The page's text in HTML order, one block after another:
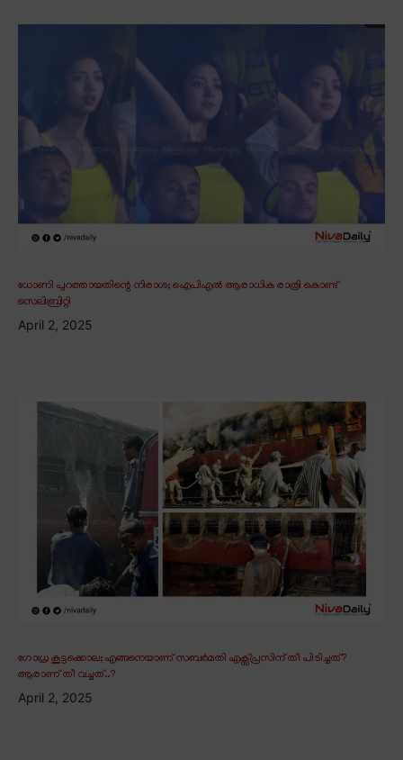
ധോണി പുറത്തായതിന്റെ നിരാശ; ഐപിഎൽ ആരാധിക രാത്രി കൊണ്ട്
സെലിബ്രിറ്റി
April 2, 2025
ഗോധ്ര കൂട്ടക്കൊല; എങ്ങനെയാണ് സബർമതി എക്സ്പ്രസിന് തീ പിടിച്ചത്?
ആരാണ് തീ വച്ചത്..?
April 2, 2025